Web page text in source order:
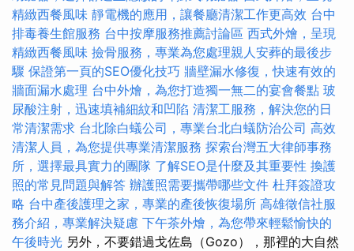
精緻西餐風味 靜電機的應用，讓餐廳清潔工作更高效 台中
排毒養生館服務 台中按摩服務推薦討論區 西式外燴，呈現
精緻西餐風味 撿骨服務，專業為您處理親人安葬的最後步
驟 保證第一頁的SEO優化技巧 牆壁漏水修復，快速有效的
牆面漏水處理 台中外燴，為您打造獨一無二的宴會餐點 玻
尿酸注射，迅速填補細紋和凹陷 清潔工服務，解決您的日
常清潔需求 台北除白蟻公司，專業台北白蟻防治公司 高效
清潔人員，為您提供專業清潔服務 探索台灣五大律師事務
所，選擇最具實力的團隊 了解SEO是什麼及其重要性 換護
照的常見問題與解答 辦護照需要攜帶哪些文件 杜拜簽證攻
略 台中產後護理之家，專業的產後恢復場所 高雄徵信社服
務介紹，專業解決疑慮 下午茶外燴，為您帶來輕鬆愉快的
午後時光 另外，不要錯過戈佐島（Gozo），那裡的大自然